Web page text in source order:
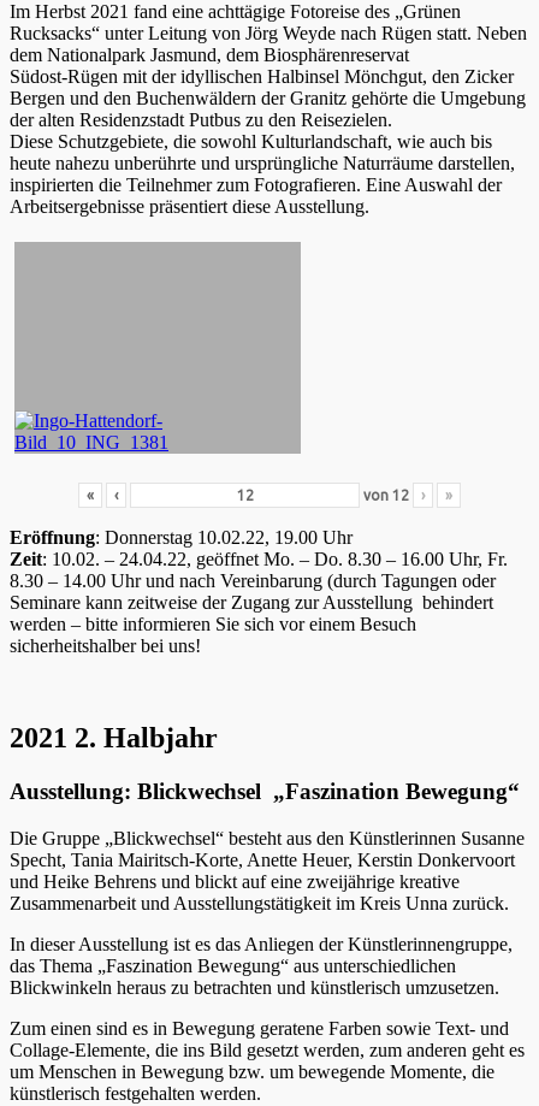
Im Herbst 2021 fand eine achttägige Fotoreise des „Grünen
Rucksacks“ unter Leitung von Jörg Weyde nach Rügen statt. Neben
dem Nationalpark Jasmund, dem Biosphärenreservat
Südost-Rügen mit der idyllischen Halbinsel Mönchgut, den Zicker
Bergen und den Buchenwäldern der Granitz gehörte die Umgebung
der alten Residenzstadt Putbus zu den Reisezielen.
Diese Schutzgebiete, die sowohl Kulturlandschaft, wie auch bis
heute nahezu unberührte und ursprüngliche Naturräume darstellen,
inspirierten die Teilnehmer zum Fotografieren. Eine Auswahl der
Arbeitsergebnisse präsentiert diese Ausstellung.
« ‹ von 12 › »
Eröffnung: Donnerstag 10.02.22, 19.00 Uhr
Zeit: 10.02. – 24.04.22, geöffnet Mo. – Do. 8.30 – 16.00 Uhr, Fr.
8.30 – 14.00 Uhr und nach Vereinbarung (durch Tagungen oder
Seminare kann zeitweise der Zugang zur Ausstellung behindert
werden – bitte informieren Sie sich vor einem Besuch
sicherheitshalber bei uns!
2021 2. Halbjahr
Ausstellung: Blickwechsel „Faszination Bewegung“
Die Gruppe „Blickwechsel“ besteht aus den Künstlerinnen Susanne
Specht, Tania Mairitsch-Korte, Anette Heuer, Kerstin Donkervoort
und Heike Behrens und blickt auf eine zweijährige kreative
Zusammenarbeit und Ausstellungstätigkeit im Kreis Unna zurück.
In dieser Ausstellung ist es das Anliegen der Künstlerinnengruppe,
das Thema „Faszination Bewegung“ aus unterschiedlichen
Blickwinkeln heraus zu betrachten und künstlerisch umzusetzen.
Zum einen sind es in Bewegung geratene Farben sowie Text- und
Collage-Elemente, die ins Bild gesetzt werden, zum anderen geht es
um Menschen in Bewegung bzw. um bewegende Momente, die
künstlerisch festgehalten werden.